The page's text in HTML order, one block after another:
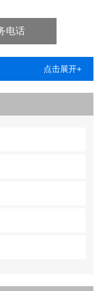
的安装方式，值得注意
电话
点击展开+